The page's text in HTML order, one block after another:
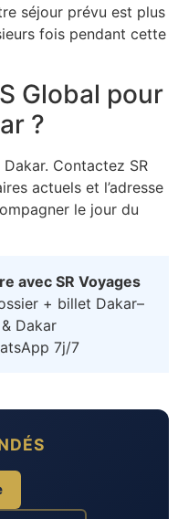
séjour prévu est plus
fois pendant cette
Global pour
?
Contactez SR
actuels et l’adresse
le jour du
avec SR Voyages
+ billet Dakar–
Dakar
7j/7